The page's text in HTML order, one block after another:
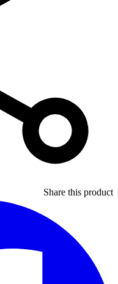
Share this product